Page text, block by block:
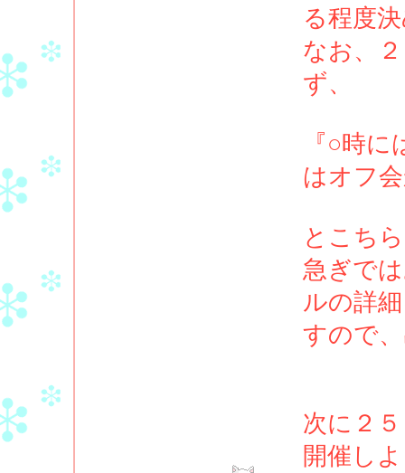
る程度
なお、
ず、
『○時
はオフ
とこち
急ぎで
ルの詳
すので
次に２
開催し